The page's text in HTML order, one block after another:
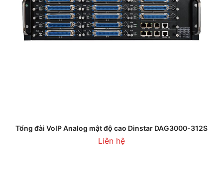
Tổng đài VoIP Analog mật độ cao Dinstar DAG3000-312S
Liên hệ